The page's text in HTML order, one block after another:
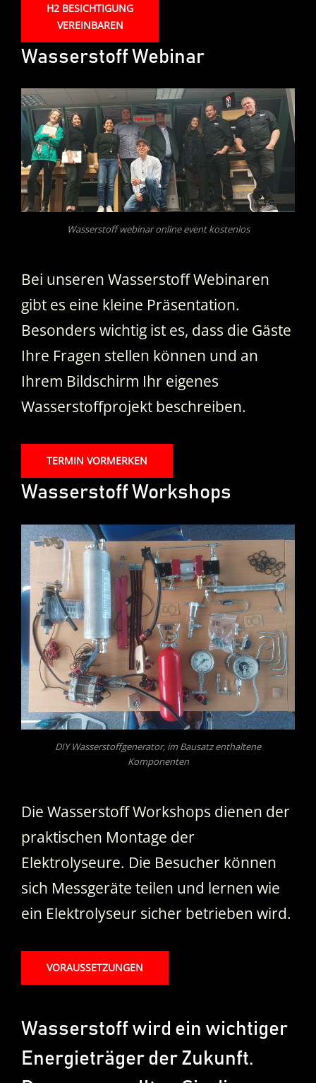
H2 BESICHTIGUNG
VEREINBAREN
Wasserstoff Webinar
Wasserstoff webinar online event kostenlos
Bei unseren Wasserstoff Webinaren
gibt es eine kleine Präsentation.
Besonders wichtig ist es, dass die Gäste
Ihre Fragen stellen können und an
Ihrem Bildschirm Ihr eigenes
Wasserstoffprojekt beschreiben.
TERMIN VORMERKEN
Wasserstoff Workshops
DIY Wasserstoffgenerator, im Bausatz enthaltene
Komponenten
Die Wasserstoff Workshops dienen der
praktischen Montage der
Elektrolyseure. Die Besucher können
sich Messgeräte teilen und lernen wie
ein Elektrolyseur sicher betrieben wird.
VORAUSSETZUNGEN
Wasserstoff wird ein wichtiger
Energieträger der Zukunft.